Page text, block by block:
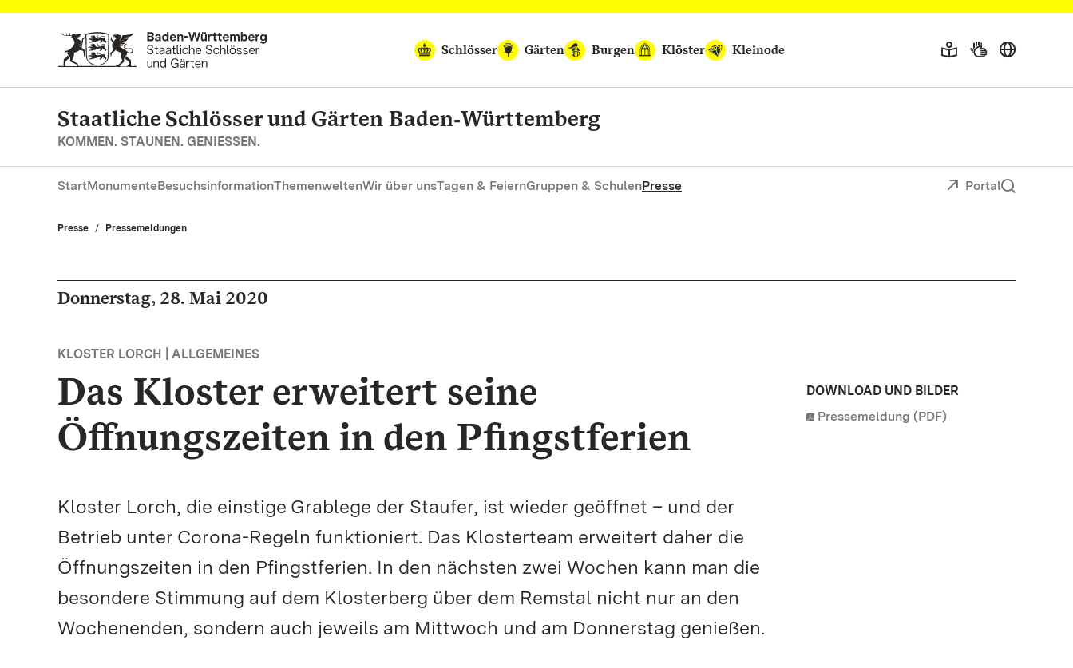
Zum Hauptinhalt springen
Schlösser
Gärten Burgen Klöster Kleinode
Staatliche Schlösser und Gärten Baden‑Württemberg
KOMMEN. STAUNEN. GENIESSEN.
StartMonumenteBesuchsinformationThemenweltenWir über unsTagen & FeiernGruppen & SchulenPresse Portal
Presse Pressemeldungen
Donnerstag, 28. Mai 2020
KLOSTER LORCH | ALLGEMEINES
Das Kloster erweitert seine
Öffnungszeiten in den Pfingstferien
Kloster Lorch, die einstige Grablege der Staufer, ist wieder geöffnet – und der
Betrieb unter Corona-Regeln funktioniert. Das Klosterteam erweitert daher die
Öffnungszeiten in den Pfingstferien. In den nächsten zwei Wochen kann man die
besondere Stimmung auf dem Klosterberg über dem Remstal nicht nur an den
Wochenenden, sondern auch jeweils am Mittwoch und am Donnerstag genießen.
DOWNLOAD UND BILDER
Pressemeldung (PDF)